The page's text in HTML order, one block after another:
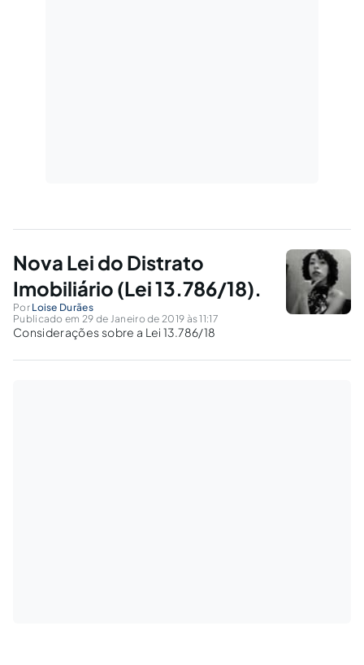
Nova Lei do Distrato
Imobiliário (Lei 13.786/18).
Por Loise Durães
Publicado em 29 de Janeiro de 2019 às 11:17
Considerações sobre a Lei 13.786/18